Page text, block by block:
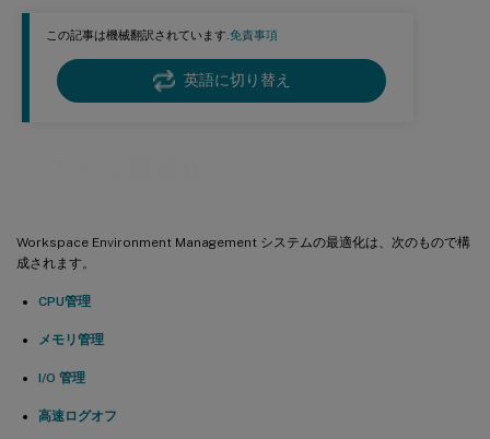
この記事は機械翻訳されています.免責事項
英語に切り替え
Workspace Environment Management システムの最適化は、次のもので構
成されます。
CPU管理
メモリ管理
I/O 管理
高速ログオフ